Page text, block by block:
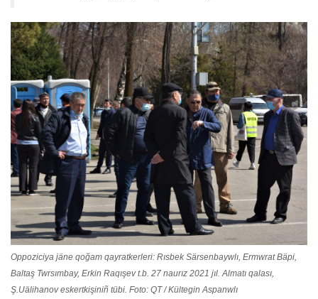
Oppoziciya jäne qoğam qayratkerleri: Rısbek Särsenbaywlı, Ermwrat Bäpi,
Baltaş Twrsımbay, Erkin Raqışev t.b. 27 naurız 2021 jıl. Almatı qalası,
Ş.Uälihanov eskertkişiniñ tübi. Foto: QT / Kültegin Aspanwlı